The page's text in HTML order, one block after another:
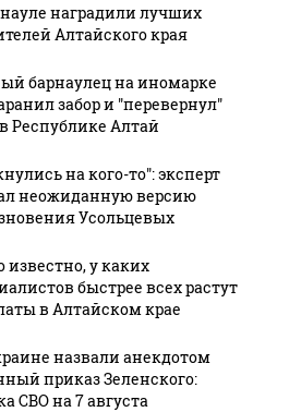
в
с
07 августа, 23:32
57-летний
главный
сборной
России
наградили лучших
Алтайского края
барнаулец на иномарке
забор и "перевернул"
Республике Алтай
на кого-то": эксперт
неожиданную версию
Усольцевых
известно, у каких
быстрее всех растут
в Алтайском крае
назвали анекдотом
приказ Зеленского:
СВО на 7 августа